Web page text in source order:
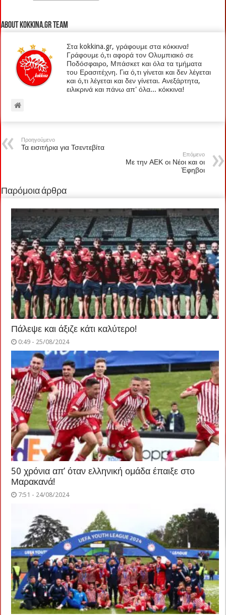
About kokkina.gr TEAM
Στα kokkina.gr, γράφουμε στα κόκκινα!
Γράφουμε ό,τι αφορά τον Ολυμπιακό σε
Ποδόσφαιρο, Μπάσκετ και όλα τα τμήματα
του Ερασιτέχνη. Για ό,τι γίνεται και δεν λέγεται
και ό,τι λέγεται και δεν γίνεται. Ανεξάρτητα,
ειλικρινά και πάνω απ' όλα... κόκκινα!
Προηγούμενο
Τα εισιτήρια για Τσεντεβίτα
Επόμενο
Με την ΑΕΚ οι Νέοι και οι
Έφηβοι
Παρόμοια άρθρα
Πάλεψε και άξιζε κάτι καλύτερο!
0:49 - 25/08/2024
50 χρόνια απ’ όταν ελληνική ομάδα έπαιξε στο
Μαρακανά!
7:51 - 24/08/2024